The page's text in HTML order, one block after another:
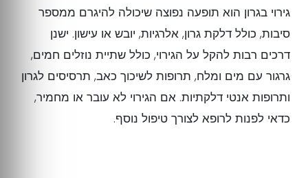
גירוי בגרון הוא תופעה נפוצה שיכולה להיגרם ממספר
סיבות, כולל דלקת גרון, אלרגיות, יובש או עישון. ישנן
דרכים רבות להקל על הגירוי, כולל שתיית נוזלים חמים,
גרגור עם מים ומלח, תרופות לשיכוך כאב, תרסיסים לגרון
ותרופות אנטי דלקתיות. אם הגירוי לא עובר או מחמיר,
כדאי לפנות לרופא לצורך טיפול נוסף.